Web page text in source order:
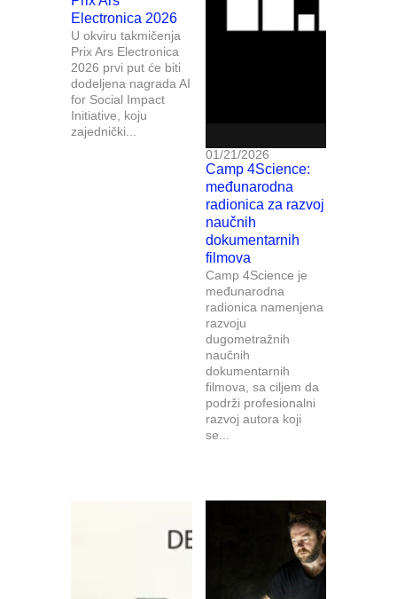
Electronica 2026
U okviru takmičenja
Prix Ars Electronica
2026 prvi put će biti
dodeljena nagrada AI
for Social Impact
Initiative, koju
zajednički...
01/21/2026
Camp 4Science:
međunarodna
radionica za razvoj
naučnih
dokumentarnih
filmova
Camp 4Science je
međunarodna
radionica namenjena
razvoju
dugometražnih
naučnih
dokumentarnih
filmova, sa ciljem da
podrži profesionalni
razvoj autora koji
se...